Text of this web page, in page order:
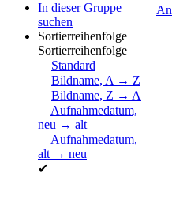
In dieser Gruppe
suchen
Sortierreihenfolge
Sortierreihenfolge
Standard
Bildname, A → Z
Bildname, Z → A
Aufnahmedatum,
neu → alt
Aufnahmedatum,
alt → neu
✔